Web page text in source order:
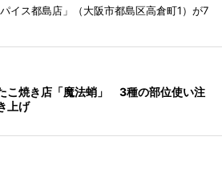
イス都島店」（大阪市都島区高倉町1）が7
こ焼き店「魔法蛸」 3種の部位使い注
上げ